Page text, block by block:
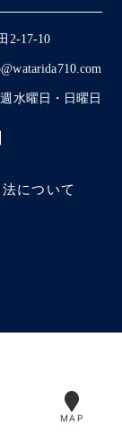
2-17-10
水曜日・日曜日
について
MAP